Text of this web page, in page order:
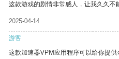
这款游戏的剧情非常感人，让我久久不
2025-04-14
游客
这款加速器VPM应用程序可以给你提供